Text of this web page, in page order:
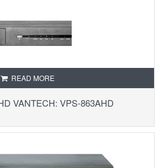
READ MORE
VANTECH: VPS-863AHD